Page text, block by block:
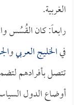
الغربية.
رابعاً: كان القُسُس
فيالخليج العربيو
تتصل بأفرادهم
أوضاع الدول